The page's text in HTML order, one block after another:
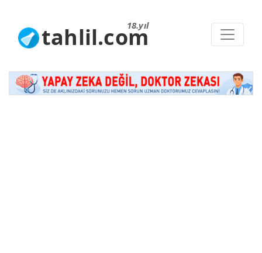
18.yıl
tahlil.com